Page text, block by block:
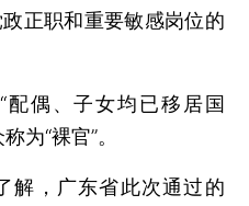
正职和重要敏感岗位的
偶、子女均已移居国
为“裸官”。
，广东省此次通过的